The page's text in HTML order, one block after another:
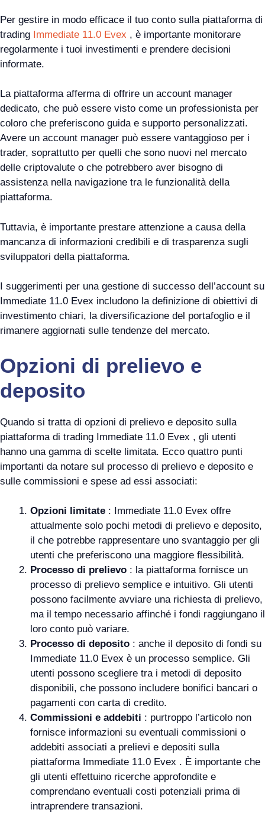
Per gestire in modo efficace il tuo conto sulla piattaforma di
trading Immediate 11.0 Evex , è importante monitorare
regolarmente i tuoi investimenti e prendere decisioni
informate.
La piattaforma afferma di offrire un account manager
dedicato, che può essere visto come un professionista per
coloro che preferiscono guida e supporto personalizzati.
Avere un account manager può essere vantaggioso per i
trader, soprattutto per quelli che sono nuovi nel mercato
delle criptovalute o che potrebbero aver bisogno di
assistenza nella navigazione tra le funzionalità della
piattaforma.
Tuttavia, è importante prestare attenzione a causa della
mancanza di informazioni credibili e di trasparenza sugli
sviluppatori della piattaforma.
I suggerimenti per una gestione di successo dell’account su
Immediate 11.0 Evex includono la definizione di obiettivi di
investimento chiari, la diversificazione del portafoglio e il
rimanere aggiornati sulle tendenze del mercato.
Opzioni di prelievo e
deposito
Quando si tratta di opzioni di prelievo e deposito sulla
piattaforma di trading Immediate 11.0 Evex , gli utenti
hanno una gamma di scelte limitata. Ecco quattro punti
importanti da notare sul processo di prelievo e deposito e
sulle commissioni e spese ad essi associati:
Opzioni limitate : Immediate 11.0 Evex offre
attualmente solo pochi metodi di prelievo e deposito,
il che potrebbe rappresentare uno svantaggio per gli
utenti che preferiscono una maggiore flessibilità.
Processo di prelievo : la piattaforma fornisce un
processo di prelievo semplice e intuitivo. Gli utenti
possono facilmente avviare una richiesta di prelievo,
ma il tempo necessario affinché i fondi raggiungano il
loro conto può variare.
Processo di deposito : anche il deposito di fondi su
Immediate 11.0 Evex è un processo semplice. Gli
utenti possono scegliere tra i metodi di deposito
disponibili, che possono includere bonifici bancari o
pagamenti con carta di credito.
Commissioni e addebiti : purtroppo l’articolo non
fornisce informazioni su eventuali commissioni o
addebiti associati a prelievi e depositi sulla
piattaforma Immediate 11.0 Evex . È importante che
gli utenti effettuino ricerche approfondite e
comprendano eventuali costi potenziali prima di
intraprendere transazioni.